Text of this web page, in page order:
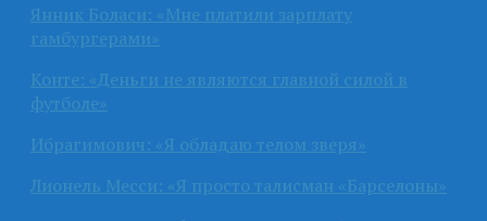
Янник Боласи: «Мне платили зарплату
гамбургерами»
Конте: «Деньги не являются главной силой в
футболе»
Ибрагимович: «Я обладаю телом зверя»
Лионель Месси: «Я просто талисман «Барселоны»